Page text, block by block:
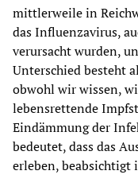
mittlerweile in
das Influenzavirus,
verursacht wurden,
Unterschied besteht
obwohl wir wissen,
lebensrettende
Eindämmung der
bedeutet, dass das
erleben, beabsichtigt